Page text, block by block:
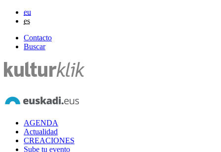
eu
es
Contacto
Buscar
AGENDA
Actualidad
CREACIONES
Sube tu evento